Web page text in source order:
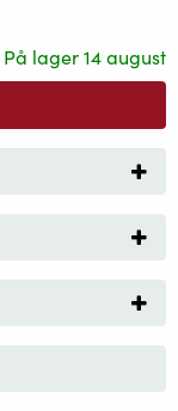
På lager 14 august